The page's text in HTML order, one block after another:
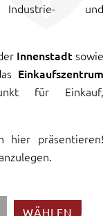
und
Innenstadtsowie
Einkaufszentrum
für Einkauf,
hier präsentieren!